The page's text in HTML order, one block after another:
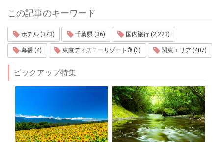
この記事のキーワード
ホテル (373) 千葉県 (36) 国内旅行 (2,223)
幕張 (4) 東京ディズニーリゾート® (3) 関東エリア (407)
ピックアップ特集